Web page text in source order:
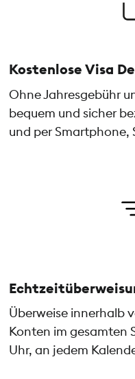
Kostenlose Visa
Ohne Jahresgebühr
bequem und sicher
und per Smartphone,
Überweise innerhalb
Konten im gesamten
Uhr, an jedem